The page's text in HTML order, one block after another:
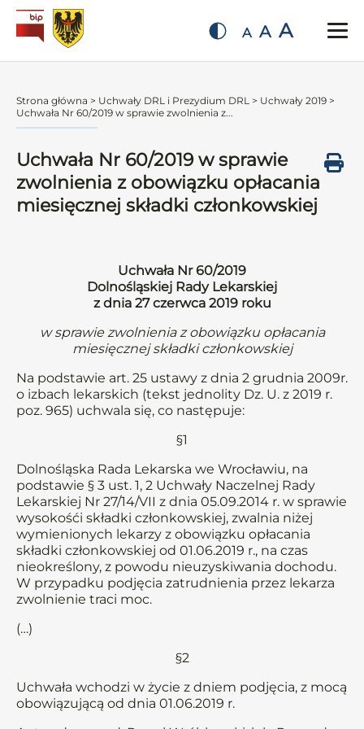
A A A
Strona główna > Uchwały DRL i Prezydium DRL > Uchwały 2019 >
Uchwała Nr 60/2019 w sprawie zwolnienia z...
Uchwała Nr 60/2019 w sprawie
zwolnienia z obowiązku opłacania
miesięcznej składki członkowskiej
Uchwała Nr 60/2019
Dolnośląskiej Rady Lekarskiej
z dnia 27 czerwca 2019 roku
w sprawie zwolnienia z obowiązku opłacania
miesięcznej składki członkowskiej
Na podstawie art. 25 ustawy z dnia 2 grudnia 2009r.
o izbach lekarskich (tekst jednolity Dz. U. z 2019 r.
poz. 965) uchwala się, co następuje:
§1
Dolnośląska Rada Lekarska we Wrocławiu, na
podstawie § 3 ust. 1, 2 Uchwały Naczelnej Rady
Lekarskiej Nr 27/14/VII z dnia 05.09.2014 r. w sprawie
wysokośći składki członkowskiej, zwalnia niżej
wymienionych lekarzy z obowiązku opłacania
składki członkowskiej od 01.06.2019 r., na czas
nieokreślony, z powodu nieuzyskiwania dochodu.
W przypadku podjęcia zatrudnienia przez lekarza
zwolnienie traci moc.
(…)
§2
Uchwała wchodzi w życie z dniem podjęcia, z mocą
obowiązującą od dnia 01.06.2019 r.